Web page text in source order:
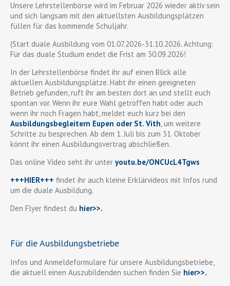
Unsere Lehrstellenbörse wird im Februar 2026 wieder aktiv sein
und sich langsam mit den aktuellsten Ausbildungsplätzen
füllen für das kommende Schuljahr.
(Start duale Ausbildung vom 01.07.2026-31.10.2026. Achtung:
Für das duale Studium endet die Frist am 30.09.2026!
In der Lehrstellenbörse findet ihr auf einen Blick alle
aktuellen Ausbildungsplätze. Habt ihr einen geeigneten
Betrieb gefunden, ruft ihr am besten dort an und stellt euch
spontan vor. Wenn ihr eure Wahl getroffen habt oder auch
wenn ihr noch Fragen habt, meldet euch kurz bei den
Ausbildungsbegleitern Eupen oder St. Vith, um weitere
Schritte zu besprechen. Ab dem 1. Juli bis zum 31. Oktober
könnt ihr einen Ausbildungsvertrag abschließen.
Das online Video seht ihr unter youtu.be/ONCUcL4Tgws
+++HIER+++ findet ihr auch kleine Erklärvideos mit Infos rund
um die duale Ausbildung.
Den Flyer findest du hier>>.
Für die Ausbildungsbetriebe
Infos und Anmeldeformulare für unsere Ausbildungsbetriebe,
die aktuell einen Auszubildenden suchen finden Sie hier>>.